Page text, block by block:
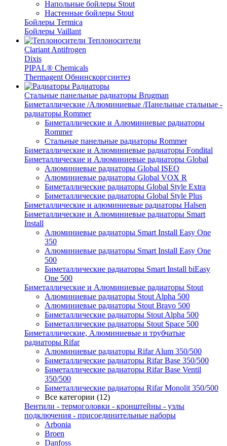
Напольные бойлеры Stout
Настенные бойлеры Stout
Бойлеры Termica
Бойлеры Vaillant
Теплоносители
Clariant Antifrogen
Dixis
PIPAL® Chemicals
Thermagent Обнинскоргсинтез
Радиаторы
Стальные панельные радиаторы Brugman
Биметаллические /Алюминиевые /Панельные стальные -
радиаторы Rommer
Биметаллические и Алюминиевые радиаторы
Rommer
Стальные панельные радиаторы Rommer
Биметаллические и Алюминиевые радиаторы Fondital
Биметаллические и Алюминиевые радиаторы Global
Алюминиевые радиаторы Global ISEO
Алюминиевые радиаторы Global VOX R
Биметаллические радиаторы Global Style Extra
Биметаллические радиаторы Global Style Plus
Биметаллические и алюминиевые радиаторы Halsen
Биметаллические и Алюминиевые радиаторы Smart
Install
Алюминиевые радиаторы Smart Install Easy One
350
Алюминиевые радиаторы Smart Install Easy One
500
Биметаллические радиаторы Smart Install biEasy
One 500
Биметаллические и Алюминиевые радиаторы Stout
Алюминиевые радиаторы Stout Alpha 500
Алюминиевые радиаторы Stout Bravo 500
Биметаллические радиаторы Stout Alpha 500
Биметаллические радиаторы Stout Space 500
Биметаллические, Алюминиевые и трубчатые
радиаторы Rifar
Алюминиевые радиаторы Rifar Alum 350/500
Биметаллические радиаторы Rifar Base 350/500
Биметаллические радиаторы Rifar Base Ventil
350/500
Биметаллические радиаторы Rifar Monolit 350/500
Все категории (12)
Вентили - термоголовки - кронштейны - узлы
подключения - присоединительные наборы
Arbonia
Broen
Danfoss